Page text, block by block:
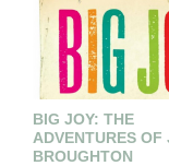
BIG JOY: THE
ADVENTURES OF
BROUGHTON